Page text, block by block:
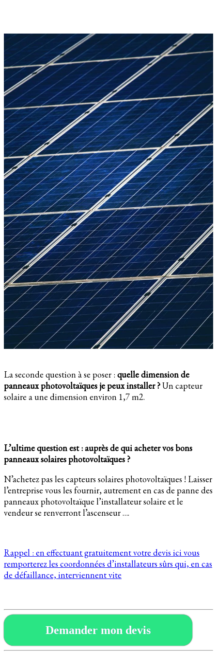
La seconde question à se poser : quelle dimension de
panneaux photovoltaïques je peux installer ?Un capteur
solaire a une dimension environ 1,7 m2.
L’ultime question est : auprès de qui acheter vos bons
panneaux solaires photovoltaïques ?
N’achetez pas les capteurs solaires photovoltaïques ! Laisser
l’entreprise vous les fournir, autrement en cas de panne des
panneaux photovoltaïque l’installateur solaire et le
vendeur se renverront l’ascenseur ….
Rappel : en effectuant gratuitement votre devis ici vous
remporterez les coordonnées d’installateurs sûrs qui, en cas
de défaillance, interviennent vite
Demander mon devis